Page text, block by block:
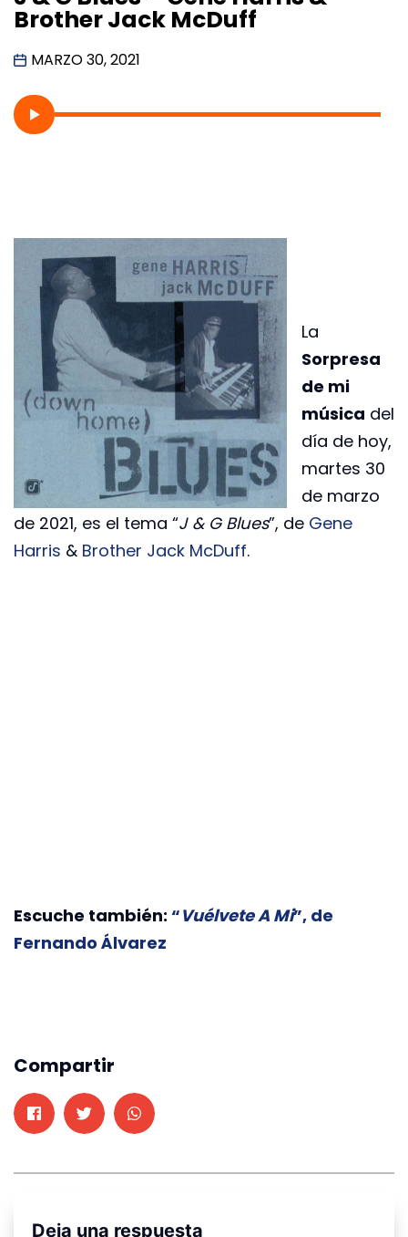
Brother Jack McDuff
MARZO 30, 2021
La
Sorpresa
de mi
música del
día de hoy,
martes 30
de marzo
de 2021, es el tema “J & G Blues”, de Gene
Harris & Brother Jack McDuff.
Escuche también: “Vuélvete A Mi”, de
Fernando Álvarez
Compartir
Deja una respuesta